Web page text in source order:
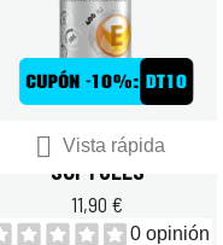
 Vista rápida
QUAMTRAX VITAMIN E 60
SOFTGELS
11,90 €
0 opinión